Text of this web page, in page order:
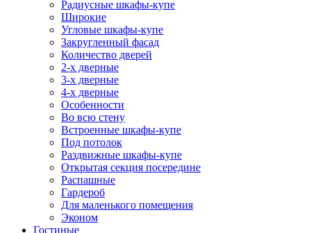
Радиусные шкафы-купе
Широкие
Угловые шкафы-купе
Закругленный фасад
Количество дверей
2-х дверные
3-х дверные
4-х дверные
Особенности
Во всю стену
Встроенные шкафы-купе
Под потолок
Раздвижные шкафы-купе
Открытая секция посередине
Распашные
Гардероб
Для маленького помещения
Эконом
Гостиные